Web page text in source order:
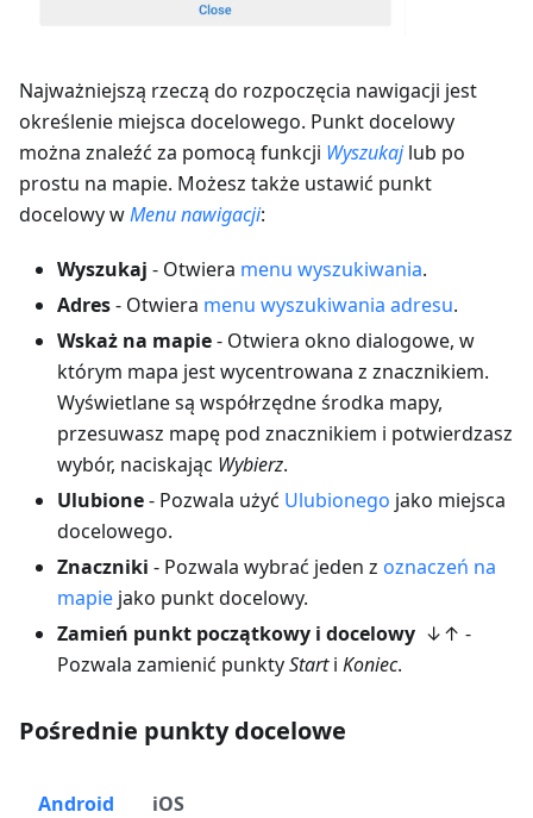
Najważniejszą rzeczą do rozpoczęcia nawigacji jest
określenie miejsca docelowego. Punkt docelowy
można znaleźć za pomocą funkcji Wyszukajlub po
prostu na mapie. Możesz także ustawić punkt
docelowy wMenu nawigacji:
Wyszukaj - Otwiera menu wyszukiwania.
Adres- Otwiera menu wyszukiwania adresu.
Wskaż na mapie- Otwiera okno dialogowe, w
którym mapa jest wycentrowana z znacznikiem.
Wyświetlane są współrzędne środka mapy,
przesuwasz mapę pod znacznikiem i potwierdzasz
wybór, naciskając Wybierz.
Ulubione- Pozwala użyć Ulubionego jako miejsca
docelowego.
Znaczniki - Pozwala wybrać jeden z oznaczeń na
mapie jako punkt docelowy.
Zamień punkt początkowy i docelowy ↓↑ -
Pozwala zamienić punktyStarti Koniec.
Pośrednie punkty docelowe
Android iOS